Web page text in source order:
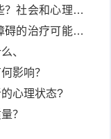
？社会和心理支
碍的治疗可能会
、
影响？
心理状态?
？